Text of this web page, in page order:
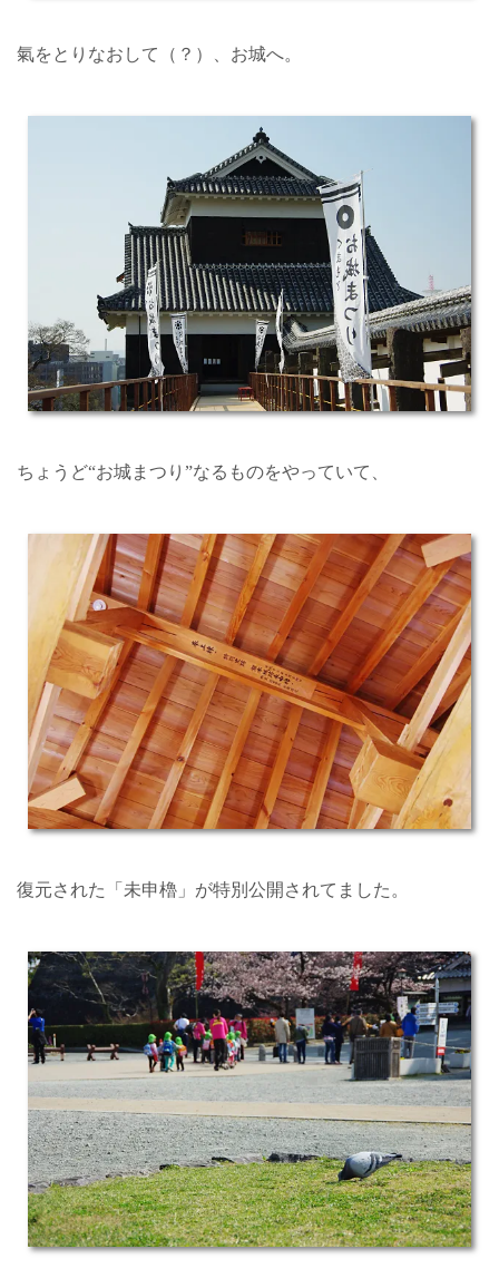
氣をとりなおして（？）、お城へ。
ちょうど“お城まつり”なるものをやっていて、
復元された「未申櫓」が特別公開されてました。